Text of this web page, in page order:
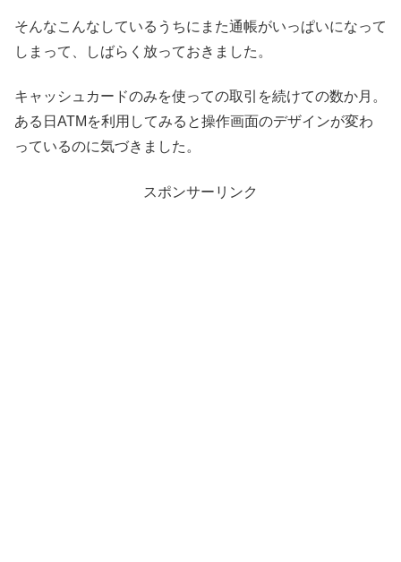
そんなこんなしているうちにまた通帳がいっぱいになって
しまって、しばらく放っておきました。
キャッシュカードのみを使っての取引を続けての数か月。
ある日ATMを利用してみると操作画面のデザインが変わ
っているのに気づきました。
スポンサーリンク